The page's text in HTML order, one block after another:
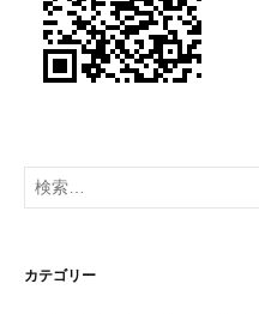
検
索:
カテゴリー